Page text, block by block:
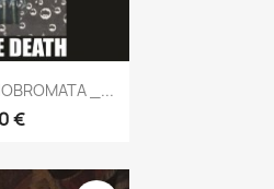
rapide _...
€